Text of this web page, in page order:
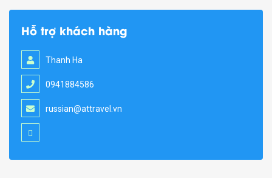
Hỗ trợ khách hàng
Thanh Ha
0941884586
russian@attravel.vn